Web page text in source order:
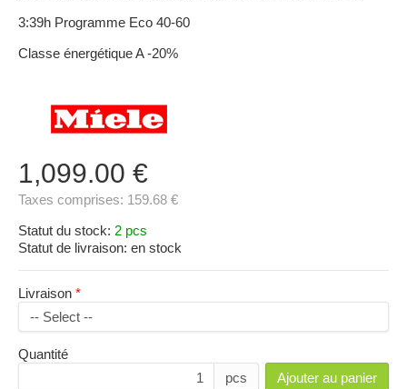
3:39h Programme Eco 40-60
Classe énergétique A -20%
1,099.00 €
Taxes comprises: 159.68 €
Statut du stock: 2 pcs
Statut de livraison: en stock
Livraison
Quantité
pcs
Ajouter au panier